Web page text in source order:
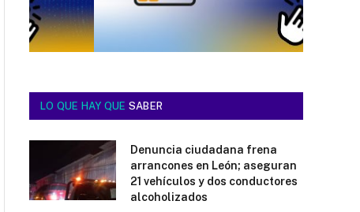
LO QUE HAY QUE SABER
Denuncia ciudadana frena
arrancones en León; aseguran
21 vehículos y dos conductores
alcoholizados